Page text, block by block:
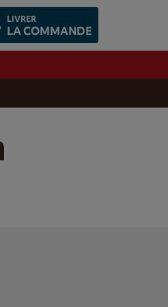
LIVRER
LA COMMANDE